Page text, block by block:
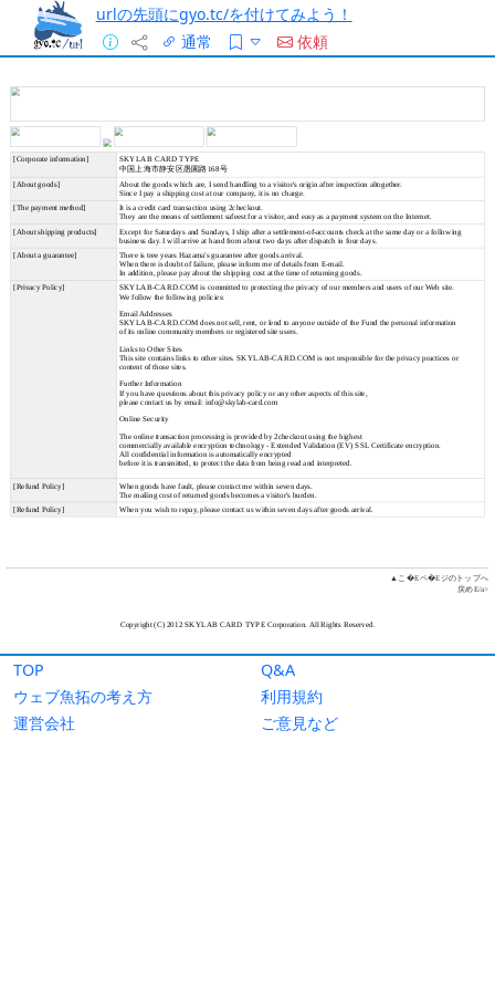
urlの先頭にgyo.tc/を付けてみよう！
通常
依頼
TOP
Q&A
ウェブ魚拓の考え方
利用規約
運営会社
ご意見など